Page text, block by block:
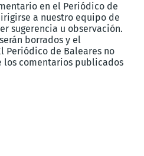
en el Periódico de
a nuestro equipo de
sugerencia u observación.
borrados y el
Periódico de Baleares no
los comentarios publicados